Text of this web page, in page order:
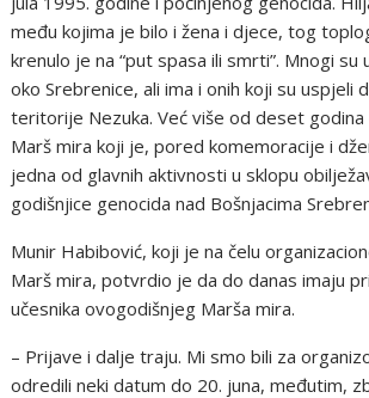
među kojima je bilo i žena i djece, tog
krenulo je na “put spasa ili smrti”. Mnogi su
oko Srebrenice, ali ima i onih koji su uspjeli
teritorije Nezuka. Već više od deset
Marš mira koji je, pored komemoracije i
jedna od glavnih aktivnosti u sklopu
godišnjice genocida nad Bošnjacima
Munir Habibović, koji je na čelu
Marš mira, potvrdio je da do danas imaju
učesnika ovogodišnjeg Marša mira.
– Prijave i dalje traju. Mi smo bili za
odredili neki datum do 20. juna, međutim,